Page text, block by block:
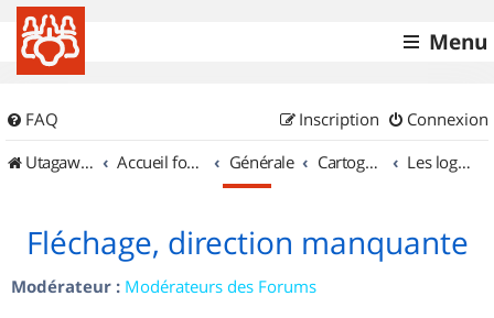
Menu
FAQ Connexion
Inscription
UtagawaVTT (Randos VTT et VTTAE avec traces GPS)
Accueil forum Générale Cartographie et GPS Les logiciels
Fléchage, direction manquante
Modérateur : Modérateurs des Forums